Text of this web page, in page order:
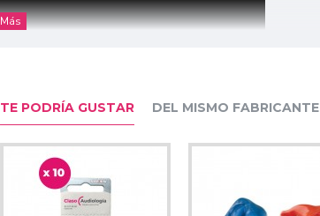
TE PODRÍA GUSTAR DEL MISMO FABRICANTE